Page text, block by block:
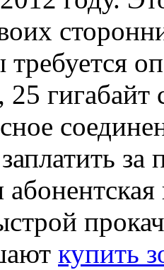
требуется
гигабайт
за
купить